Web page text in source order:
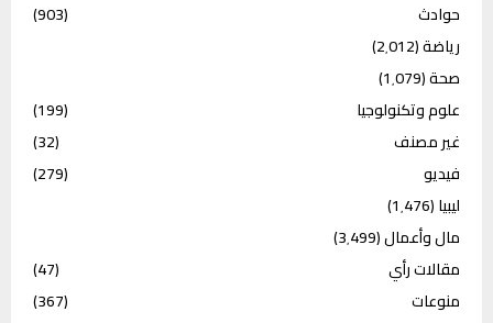
حوادث
(903)
رياضة(2٬012)
صحة(1٬079)
علوم وتكنولوجيا
(199)
غير مصنف
(32)
فيديو
(279)
ليبيا(1٬476)
مال وأعمال(3٬499)
مقالات رأي
(47)
منوعات
(367)